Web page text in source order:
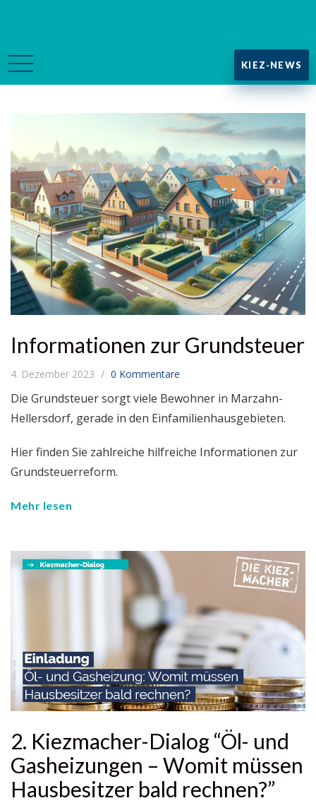
KIEZ-NEWS
Informationen zur Grundsteuer
4. Dezember 2023 0 Kommentare
Die Grundsteuer sorgt viele Bewohner in Marzahn-
Hellersdorf, gerade in den Einfamilienhausgebieten.
Hier finden Sie zahlreiche hilfreiche Informationen zur
Grundsteuerreform.
Mehr lesen
2. Kiezmacher-Dialog “Öl- und
Gasheizungen – Womit müssen
Hausbesitzer bald rechnen?”